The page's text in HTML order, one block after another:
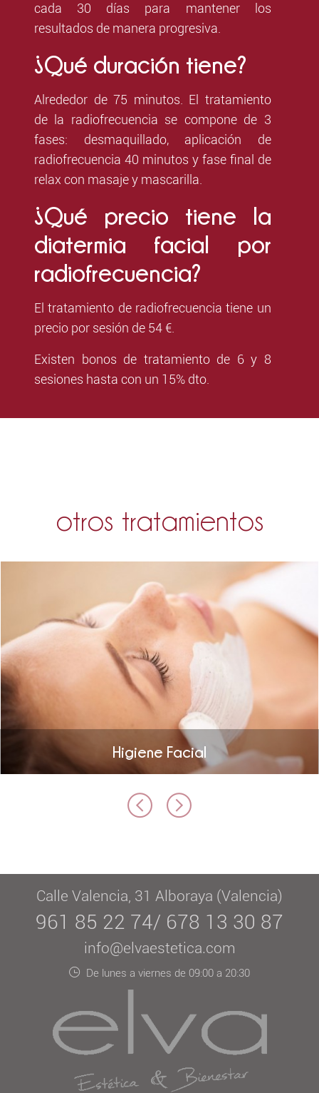
cada 30 días para mantener los
resultados de manera progresiva.
¿Qué duración tiene?
Alrededor de 75 minutos. El tratamiento
de la radiofrecuencia se compone de 3
fases: desmaquillado, aplicación de
radiofrecuencia 40 minutos y fase final de
relax con masaje y mascarilla.
¿Qué precio tiene la
diatermia facial por
radiofrecuencia?
El tratamiento de radiofrecuencia tiene un
precio por sesión de 54 €.
Existen bonos de tratamiento de 6 y 8
sesiones hasta con un 15% dto.
otros tratamientos
Higiene Facial
Calle Valencia, 31 Alboraya (Valencia)
961 85 22 74/ 678 13 30 87
info@elvaestetica.com
De lunes a viernes de 09:00 a 20:30